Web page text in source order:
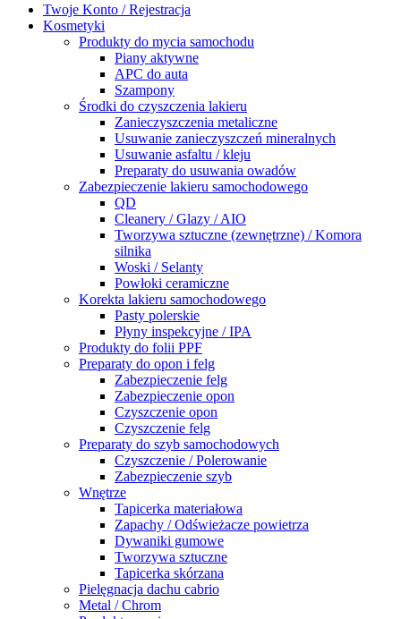
Twoje Konto / Rejestracja
Kosmetyki
Produkty do mycia samochodu
Piany aktywne
APC do auta
Szampony
Środki do czyszczenia lakieru
Zanieczyszczenia metaliczne
Usuwanie zanieczyszczeń mineralnych
Usuwanie asfaltu / kleju
Preparaty do usuwania owadów
Zabezpieczenie lakieru samochodowego
QD
Cleanery / Glazy / AIO
Tworzywa sztuczne (zewnętrzne) / Komora
silnika
Woski / Selanty
Powłoki ceramiczne
Korekta lakieru samochodowego
Pasty polerskie
Płyny inspekcyjne / IPA
Produkty do folii PPF
Preparaty do opon i felg
Zabezpieczenie felg
Zabezpieczenie opon
Czyszczenie opon
Czyszczenie felg
Preparaty do szyb samochodowych
Czyszczenie / Polerowanie
Zabezpieczenie szyb
Wnętrze
Tapicerka materiałowa
Zapachy / Odświeżacze powietrza
Dywaniki gumowe
Tworzywa sztuczne
Tapicerka skórzana
Pielęgnacja dachu cabrio
Metal / Chrom